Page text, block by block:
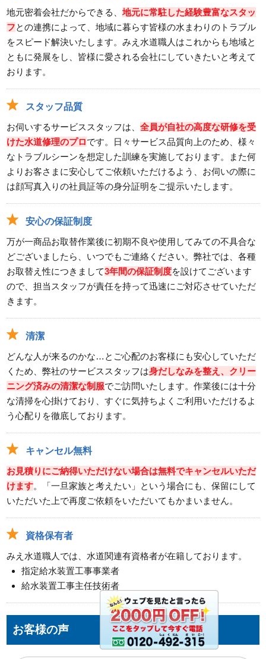
地元密着会社だからできる、地元に常駐した経験豊富なスタッ
フとの連携によって、地域に暮らす皆様の水まわりのトラブル
をスピード解決いたします。みえ水道職人はこれからも地域と
ともに発展をし、皆様に愛される会社にしていきたいと考えて
おります。
スタッフ品質
お伺いするサービススタッフは、全員が自社の高度な研修を受
けた水道修理のプロです。日々サービス品質向上のため、様々
なトラブルシーンを想定した訓練を実施しております。また何
よりお客さまに安心してご依頼いただけるよう、お伺いの際に
は顔写真入りの社員証等の身分証明をご提示いたします。
安心の保証制度
万が一商品お取替作業後に初期不良や使用してみての不具合な
どございましたら、いつでもご連絡ください。弊社では、各種
お取替え性につきまして3年間の保証制度を設けてございます
ので、担当スタッフが責任を持って迅速にご対応させていただ
きます。
清潔
どんな人が来るのかな…とご心配のお客様にも安心していただ
くため、弊社のサービススタッフは身だしなみを整え、クリー
ニング済みの清潔な制服でご訪問いたします。作業後には十分
な清掃を心掛けており、すぐに気持ちよくご利用いただけるよ
う心配りを徹底しております。
キャンセル無料
お見積りにご納得いただけない場合は無料でキャンセルいただ
けます。「一旦家族と考えたい」という場合にも、保留にして
いただいた上で再度ご依頼をいただいてもかまいません。
資格保有者
みえ水道職人では、水道関連有資格者が在籍しております。
指定給水装置工事事業者
給水装置工事主任技術者
お客様の声